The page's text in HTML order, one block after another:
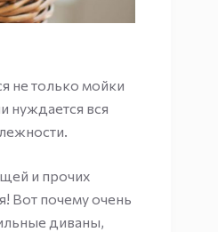
не только мойки
нуждается вся
и прочих
Вот почему очень
диваны,